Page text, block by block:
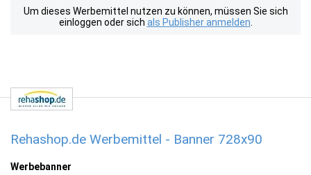
Um dieses Werbemittel nutzen zu können, müssen Sie sich
einloggen oder sich als Publisher anmelden
Rehashop.de Werbemittel - Banner 728x90
Werbebanner